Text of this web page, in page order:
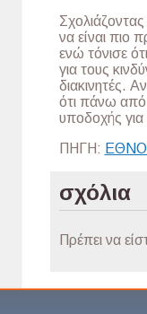
να είναι πιο
ενώ τόνισε
για τους
διακινητές.
ότι πάνω από
υποδοχής
ΠΗΓΗ:
σχόλια
Πρέπει να